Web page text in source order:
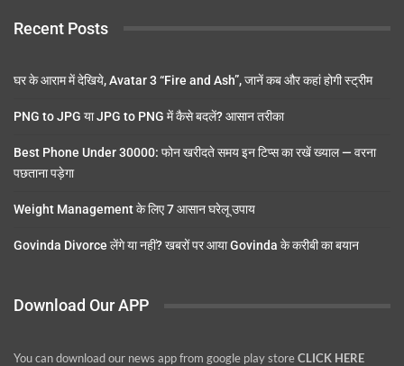
Recent Posts
घर के आराम में देखिये, Avatar 3 “Fire and Ash”, जानें कब और कहां होगी स्ट्रीम
PNG to JPG या JPG to PNG में कैसे बदलें? आसान तरीका
Best Phone Under 30000: फोन खरीदते समय इन टिप्स का रखें ख्याल — वरना
पछताना पड़ेगा
Weight Management के लिए 7 आसान घरेलू उपाय
Govinda Divorce लेंगे या नहीं? खबरों पर आया Govinda के करीबी का बयान
Download Our APP
You can download our news app from google play storeCLICK HERE